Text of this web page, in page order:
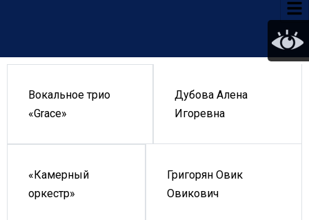
Вокальное трио
«Grace»
Дубова Алена
Игоревна
«Камерный
оркестр»
Григорян Овик
Овикович